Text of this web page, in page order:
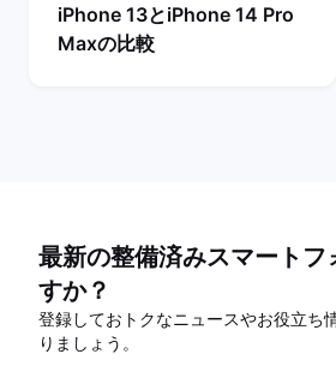
iPhone 13とiPhone 14 Pro
Maxの比較
最新の整備済みスマートフ
すか？
登録しておトクなニュースやお役立ち
りましょう。